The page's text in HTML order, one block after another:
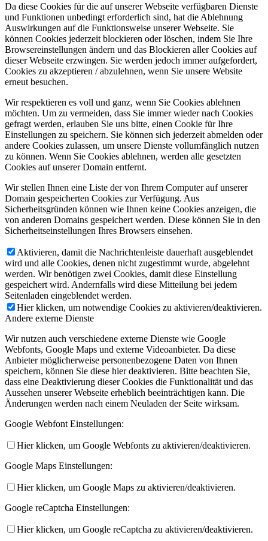
Da diese Cookies für die auf unserer Webseite verfügbaren Dienste
und Funktionen unbedingt erforderlich sind, hat die Ablehnung
Auswirkungen auf die Funktionsweise unserer Webseite. Sie
können Cookies jederzeit blockieren oder löschen, indem Sie Ihre
Browsereinstellungen ändern und das Blockieren aller Cookies auf
dieser Webseite erzwingen. Sie werden jedoch immer aufgefordert,
Cookies zu akzeptieren / abzulehnen, wenn Sie unsere Website
erneut besuchen.
Wir respektieren es voll und ganz, wenn Sie Cookies ablehnen
möchten. Um zu vermeiden, dass Sie immer wieder nach Cookies
gefragt werden, erlauben Sie uns bitte, einen Cookie für Ihre
Einstellungen zu speichern. Sie können sich jederzeit abmelden oder
andere Cookies zulassen, um unsere Dienste vollumfänglich nutzen
zu können. Wenn Sie Cookies ablehnen, werden alle gesetzten
Cookies auf unserer Domain entfernt.
Wir stellen Ihnen eine Liste der von Ihrem Computer auf unserer
Domain gespeicherten Cookies zur Verfügung. Aus
Sicherheitsgründen können wie Ihnen keine Cookies anzeigen, die
von anderen Domains gespeichert werden. Diese können Sie in den
Sicherheitseinstellungen Ihres Browsers einsehen.
Aktivieren, damit die Nachrichtenleiste dauerhaft ausgeblendet
wird und alle Cookies, denen nicht zugestimmt wurde, abgelehnt
werden. Wir benötigen zwei Cookies, damit diese Einstellung
gespeichert wird. Andernfalls wird diese Mitteilung bei jedem
Seitenladen eingeblendet werden.
Hier klicken, um notwendige Cookies zu aktivieren/deaktivieren.
Andere externe Dienste
Wir nutzen auch verschiedene externe Dienste wie Google
Webfonts, Google Maps und externe Videoanbieter. Da diese
Anbieter möglicherweise personenbezogene Daten von Ihnen
speichern, können Sie diese hier deaktivieren. Bitte beachten Sie,
dass eine Deaktivierung dieser Cookies die Funktionalität und das
Aussehen unserer Webseite erheblich beeinträchtigen kann. Die
Änderungen werden nach einem Neuladen der Seite wirksam.
Google Webfont Einstellungen:
Hier klicken, um Google Webfonts zu aktivieren/deaktivieren.
Google Maps Einstellungen:
Hier klicken, um Google Maps zu aktivieren/deaktivieren.
Google reCaptcha Einstellungen:
Hier klicken, um Google reCaptcha zu aktivieren/deaktivieren.